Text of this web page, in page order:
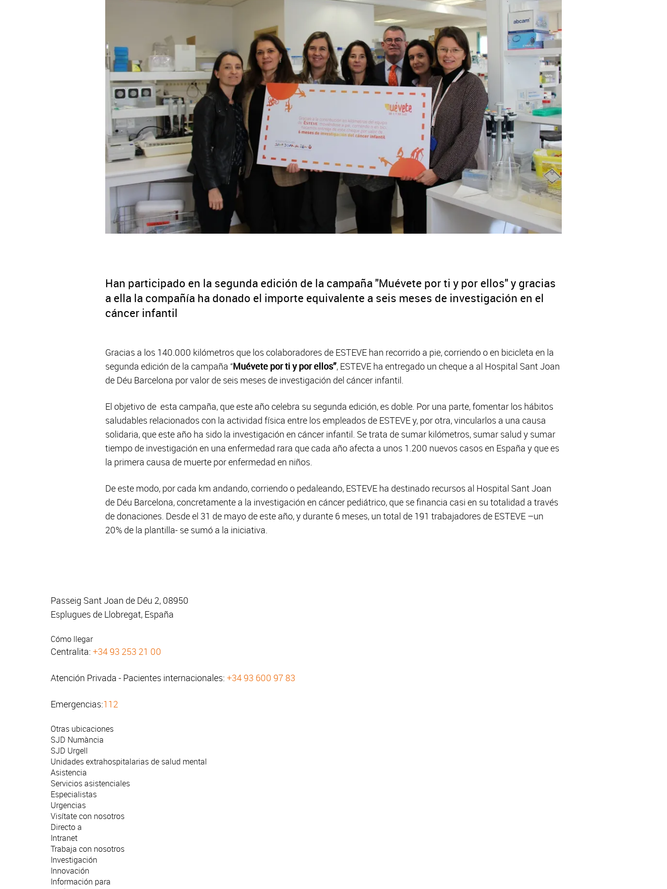
Han participado en la segunda edición de la campaña "Muévete por ti y por ellos" y gracias
a ella la compañía ha donado el importe equivalente a seis meses de investigación en el
cáncer infantil
Gracias a los 140.000 kilómetros que los colaboradores de ESTEVE han recorrido a pie, corriendo o en bicicleta en la
segunda edición de la campaña “Muévete por ti y por ellos”, ESTEVE ha entregado un cheque a al Hospital Sant Joan
de Déu Barcelona por valor de seis meses de investigación del cáncer infantil.
El objetivo de esta campaña, que este año celebra su segunda edición, es doble. Por una parte, fomentar los hábitos
saludables relacionados con la actividad física entre los empleados de ESTEVE y, por otra, vincularlos a una causa
solidaria, que este año ha sido la investigación en cáncer infantil. Se trata de sumar kilómetros, sumar salud y sumar
tiempo de investigación en una enfermedad rara que cada año afecta a unos 1.200 nuevos casos en España y que es
la primera causa de muerte por enfermedad en niños.
De este modo, por cada km andando, corriendo o pedaleando, ESTEVE ha destinado recursos al Hospital Sant Joan
de Déu Barcelona, concretamente a la investigación en cáncer pediátrico, que se financia casi en su totalidad a través
de donaciones. Desde el 31 de mayo de este año, y durante 6 meses, un total de 191 trabajadores de ESTEVE –un
20% de la plantilla- se sumó a la iniciativa.
Passeig Sant Joan de Déu 2, 08950
Esplugues de Llobregat, España
Cómo llegar
Centralita: +34 93 253 21 00
Atención Privada - Pacientes internacionales: +34 93 600 97 83
Emergencias:112
Otras ubicaciones
SJD Numància
SJD Urgell
Unidades extrahospitalarias de salud mental
Asistencia
Servicios asistenciales
Especialistas
Urgencias
Visítate con nosotros
Directo a
Intranet
Trabaja con nosotros
Investigación
Innovación
Información para